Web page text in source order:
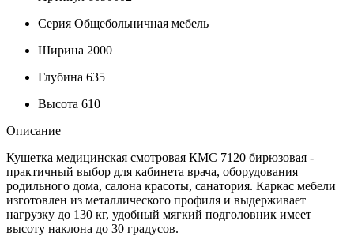
Серия Общебольничная мебель
Ширина 2000
Глубина 635
Высота 610
Описание
Кушетка медицинская смотровая КМС 7120 бирюзовая -
практичный выбор для кабинета врача, оборудования
родильного дома, салона красоты, санатория. Каркас мебели
изготовлен из металлического профиля и выдерживает
нагрузку до 130 кг, удобный мягкий подголовник имеет
высоту наклона до 30 градусов.